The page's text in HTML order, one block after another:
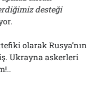
desteği
olarak Rusya’nın
Ukrayna askerleri